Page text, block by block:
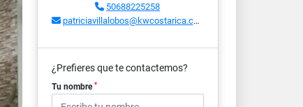
50688225258
patriciavillalobos@kwcostarica.com
¿Prefieres que te contactemos?
Tu nombre *